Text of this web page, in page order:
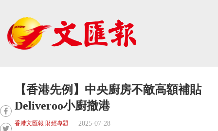
【香港先例】中央廚房不敵高額補貼
Deliveroo小廚撤港
香港文匯報 財經專題 2025-07-28